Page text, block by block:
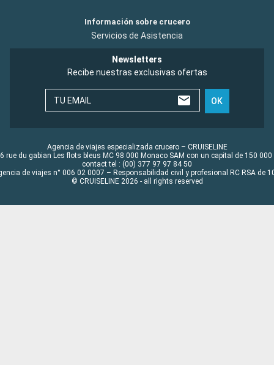
Información sobre crucero
Servicios de Asistencia
Newsletters
Recibe nuestras exclusivas ofertas
TU EMAIL OK
Agencia de viajes especializada crucero – CRUISELINE
rue du gabian Les flots bleus MC 98 000 Monaco SAM con un capital de 150 000
contact tel : (00) 377 97 97 84 50
de viajes n° 006 02 0007 – Responsabilidad civil y profesional RC RSA de
© CRUISELINE 2026 - all rights reserved